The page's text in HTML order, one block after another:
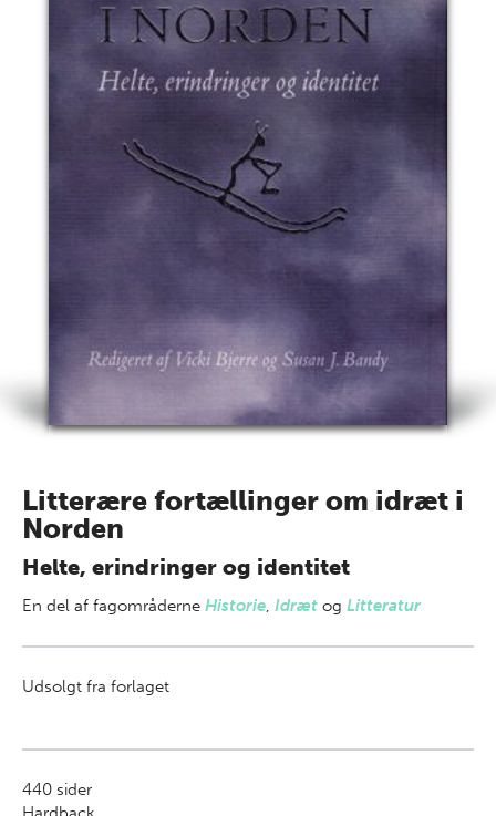
Litterære fortællinger om idræt i
Norden
Helte, erindringer og identitet
En del af fagområderne Historie, Idræt og Litteratur
Udsolgt fra forlaget
440 sider